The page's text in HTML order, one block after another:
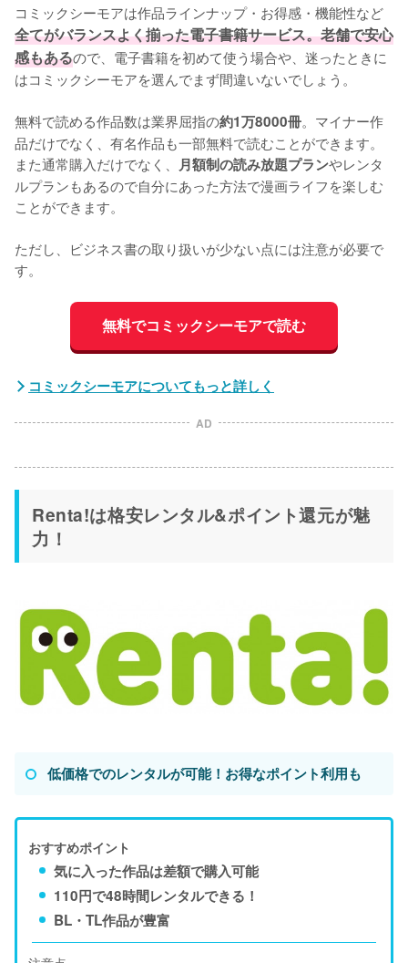
コミックシーモアは作品ラインナップ・お得感・機能性など
全てがバランスよく揃った電子書籍サービス。老舗で安心
感もあるので、電子書籍を初めて使う場合や、迷ったときに
はコミックシーモアを選んでまず間違いないでしょう。
無料で読める作品数は業界屈指の約1万8000冊。マイナー作
品だけでなく、有名作品も一部無料で読むことができます。
また通常購入だけでなく、 月額制の読み放題プランやレンタ
ルプランもあるので自分にあった方法で漫画ライフを楽しむ
ことができます。
ただし、ビジネス書の取り扱いが少ない点には注意が必要で
す。
無料でコミックシーモアで読む
コミックシーモアについてもっと詳しく
AD
Renta!は格安レンタル&ポイント還元が魅
力！
低価格でのレンタルが可能！お得なポイント利用も
おすすめポイント
気に入った作品は差額で購入可能
110円で48時間レンタルできる！
BL・TL作品が豊富